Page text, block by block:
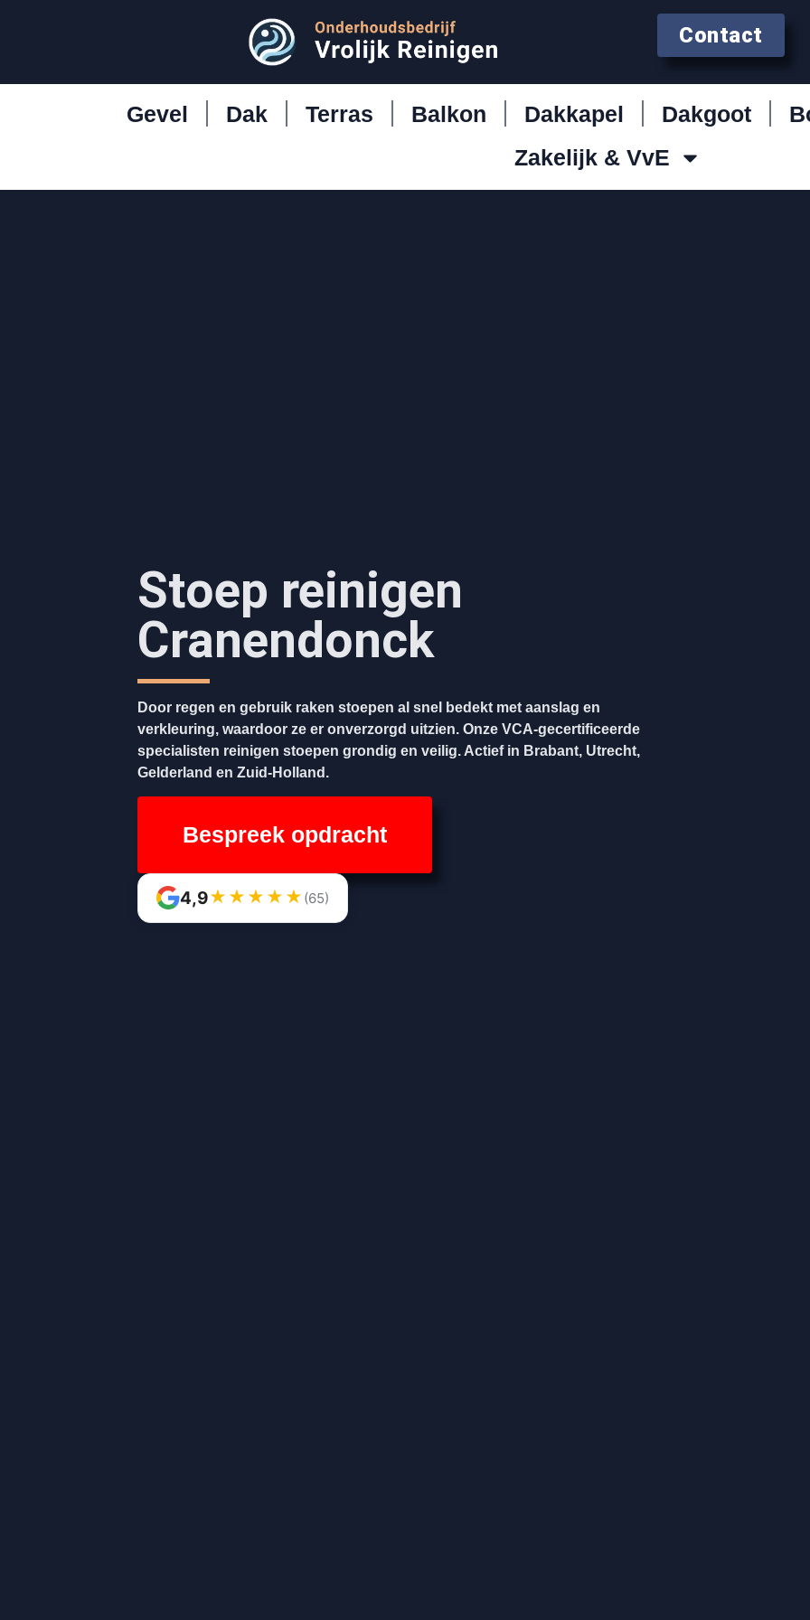
Contact
Gevel Dak Terras Balkon Dakkapel Dakgoot
Zakelijk & VvE
Stoep reinigen
Cranendonck
Door regen en gebruik raken stoepen al snel bedekt met aanslag en
verkleuring, waardoor ze er onverzorgd uitzien. Onze VCA-gecertificeerde
specialisten reinigen stoepen grondig en veilig. Actief in Brabant, Utrecht,
Gelderland en Zuid-Holland.
Bespreek opdracht
4,9★ ★ ★ ★ ★ (65)